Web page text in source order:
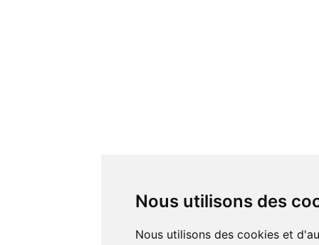
Nous utilisons des
Nous utilisons des cookies et d'autres technologies de suivi